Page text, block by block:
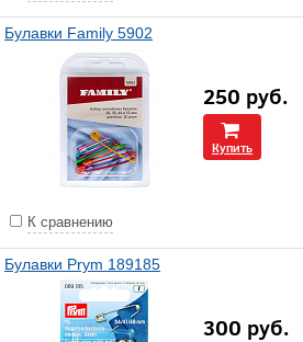
Булавки Family 5902
250 руб.
Купить
К сравнению
Булавки Prym 189185
300 руб.